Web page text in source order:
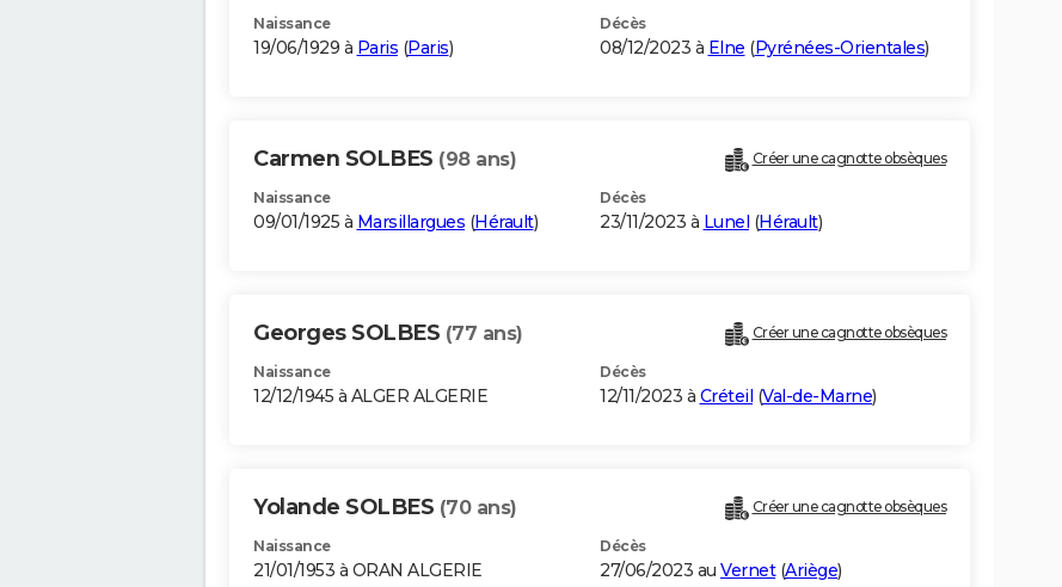
Naissance
19/06/1929 à Paris (Paris)
Décès
08/12/2023 à Elne (Pyrénées-Orientales)
Carmen SOLBES (98 ans) Créer une cagnotte obsèques
Naissance
09/01/1925 à Marsillargues (Hérault)
Décès
23/11/2023 à Lunel (Hérault)
Georges SOLBES (77 ans) Créer une cagnotte obsèques
Naissance
12/12/1945 à ALGER ALGERIE
Décès
12/11/2023 à Créteil (Val-de-Marne)
Yolande SOLBES (70 ans) Créer une cagnotte obsèques
Naissance
21/01/1953 à ORAN ALGERIE
Décès
27/06/2023 au Vernet(Ariège)